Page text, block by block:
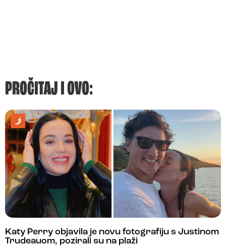
PROČITAJ I OVO:
Katy Perry objavila je novu fotografiju s Justinom
Trudeauom, pozirali su na plaži